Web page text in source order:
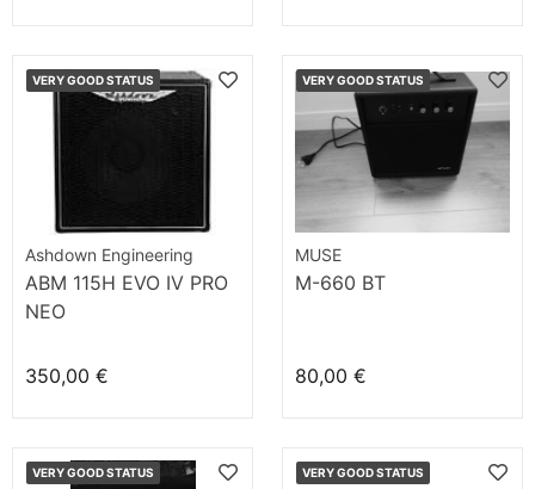
VERY GOOD STATUS
Ashdown Engineering
ABM 115H EVO IV PRO
NEO
350,00 €
VERY GOOD STATUS
MUSE
M-660 BT
80,00 €
VERY GOOD STATUS VERY GOOD STATUS